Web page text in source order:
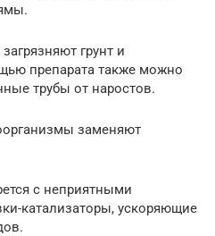
грунт и
препарата также можно
трубы от наростов.
заменяют
с неприятными
катализаторы, ускоряющие